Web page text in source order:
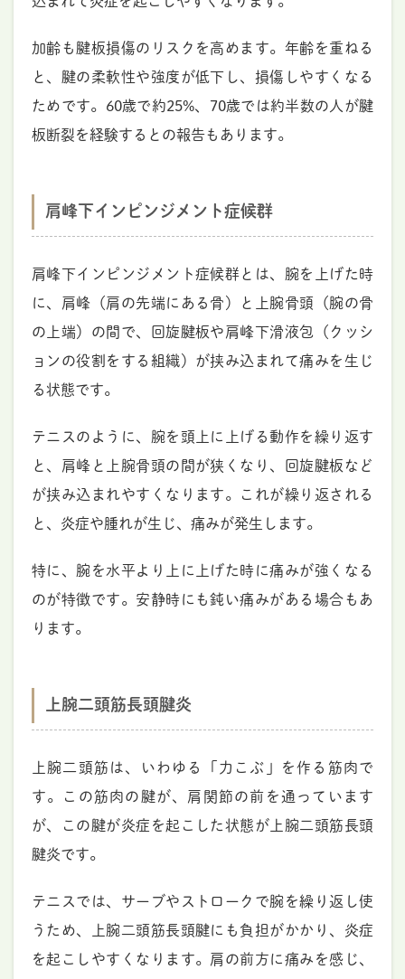
加齢も腱板損傷のリスクを高めます。年齢を重ねる
と、腱の柔軟性や強度が低下し、損傷しやすくなる
ためです。60歳で約25%、70歳では約半数の人が腱
板断裂を経験するとの報告もあります。
肩峰下インピンジメント症候群
肩峰下インピンジメント症候群とは、腕を上げた時
に、肩峰（肩の先端にある骨）と上腕骨頭（腕の骨
の上端）の間で、回旋腱板や肩峰下滑液包（クッシ
ョンの役割をする組織）が挟み込まれて痛みを生じ
る状態です。
テニスのように、腕を頭上に上げる動作を繰り返す
と、肩峰と上腕骨頭の間が狭くなり、回旋腱板など
が挟み込まれやすくなります。これが繰り返される
と、炎症や腫れが生じ、痛みが発生します。
特に、腕を水平より上に上げた時に痛みが強くなる
のが特徴です。安静時にも鈍い痛みがある場合もあ
ります。
上腕二頭筋長頭腱炎
上腕二頭筋は、いわゆる「力こぶ」を作る筋肉で
す。この筋肉の腱が、肩関節の前を通っています
が、この腱が炎症を起こした状態が上腕二頭筋長頭
腱炎です。
テニスでは、サーブやストロークで腕を繰り返し使
うため、上腕二頭筋長頭腱にも負担がかかり、炎症
を起こしやすくなります。肩の前方に痛みを感じ、